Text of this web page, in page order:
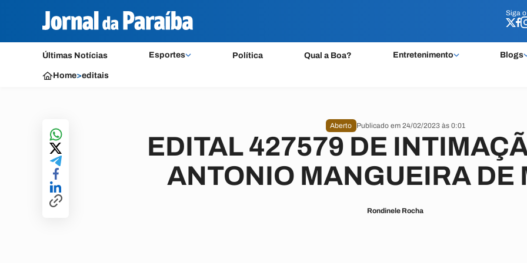
Siga o
Últimas Notícias Esportes Política Qual a Boa? Entretenimento Blogs
Siga o
Home>editais
Aberto Publicado em 24/02/2023 às 0:01
EDITAL 427579 DE
ANTONIO MANGUEIRA DE
Rondinele Rocha